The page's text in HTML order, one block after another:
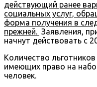
действующий ранее
социальных услуг,
форма получения в
прежней. Заявления,
начнут действовать с
Количество
имеющих право на
человек.